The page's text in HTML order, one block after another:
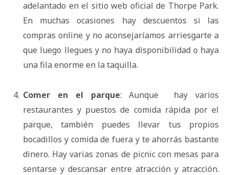
adelantado en el sitio web oficial de Thorpe Park.
En muchas ocasiones hay descuentos si las
compras online y no aconsejaríamos arriesgarte a
que luego llegues y no haya disponibilidad o haya
una fila enorme en la taquilla.
Comer en el parque: Aunque hay varios
restaurantes y puestos de comida rápida por el
parque, también puedes llevar tus propios
bocadillos y comida de fuera y te ahorrás bastante
dinero. Hay varias zonas de picnic con mesas para
sentarse y descansar entre atracción y atracción.